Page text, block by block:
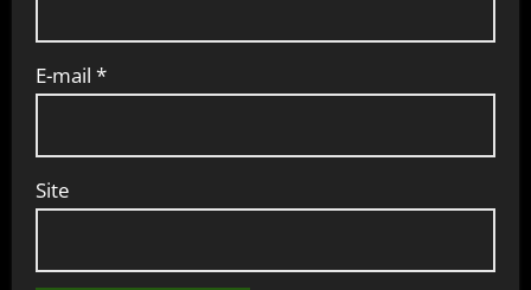
E-mail *
Site